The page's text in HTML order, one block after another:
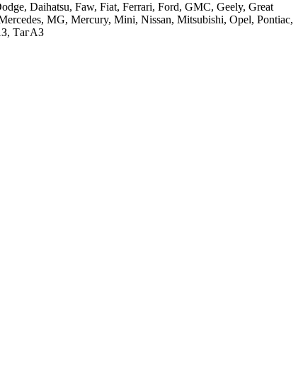
Daihatsu, Faw, Fiat, Ferrari, Ford, GMC, Geely, Great
MG, Mercury, Mini, Nissan, Mitsubishi, Opel, Pontiac,
ТагАЗ